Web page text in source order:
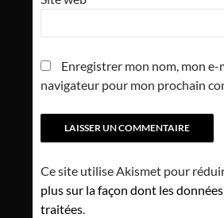
Enregistrer mon nom, mon
navigateur pour mon prochain
Ce site utilise Akismet pour
plus sur la façon dont les
traitées.